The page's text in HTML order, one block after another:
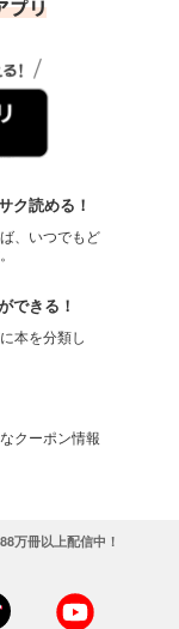
ク読める！
、いつでもど
できる！
本を分類し
クーポン情報
万冊以上配信中！